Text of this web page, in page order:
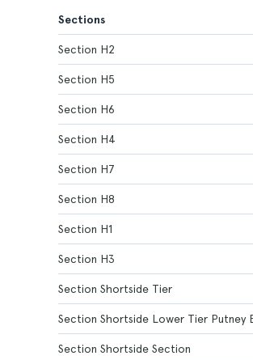
Sections
Section H2
Section H5
Section H6
Section H4
Section H7
Section H8
Section H1
Section H3
Section Shortside Tier
Section Shortside Lower Tier Putney
Section Shortside Section